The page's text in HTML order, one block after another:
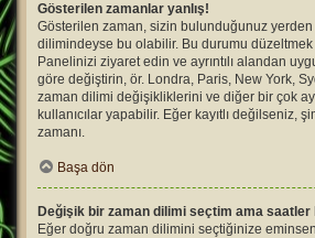
Gösterilen zamanlar yanlış!
Gösterilen zaman, sizin bulunduğunuz yerden
dilimindeyse bu olabilir. Bu durumu düzeltmek
Panelinizi ziyaret edin ve ayrıntılı alandan
göre değiştirin, ör. Londra, Paris, New York,
zaman dilimi değişikliklerini ve diğer bir çok
kullanıcılar yapabilir. Eğer kayıtlı değilseniz,
zamanı.
Başa dön
Değişik bir zaman dilimi seçtim ama saatler
Eğer doğru zaman dilimini seçtiğinize